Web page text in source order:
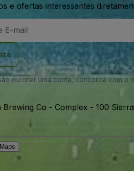
e ofertas interessantes
ou criar uma conta, concorda com o
Brewing Co - Complex - 100